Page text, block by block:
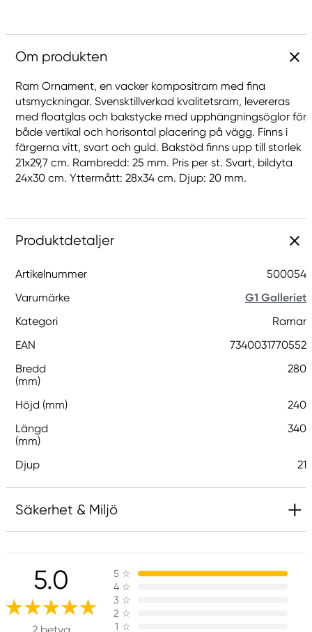
Om produkten
Ram Ornament, en vacker kompositram med fina
utsmyckningar. Svensktillverkad kvalitetsram, levereras
med floatglas och bakstycke med upphängningsöglor för
både vertikal och horisontal placering på vägg. Finns i
färgerna vitt, svart och guld. Bakstöd finns upp till storlek
21x29,7 cm. Rambredd: 25 mm. Pris per st. Svart, bildyta
24x30 cm. Yttermått: 28x34 cm. Djup: 20 mm.
Produktdetaljer
Artikelnummer
500054
Varumärke
G1 Galleriet
Kategori
Ramar
EAN
7340031770552
Bredd
(mm)
280
Höjd (mm)
240
Längd
(mm)
340
Djup 21
Säkerhet & Miljö
Ansvarig EU
G1 Galleriet
Galleri1 AB
Ringvägen 40
614 31 Söderköping, Sweden
5.0 5 ☆
4 ☆
3 ☆
2 ☆
1 ☆